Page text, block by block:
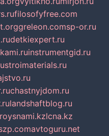
filosofyfree.com
greleon.comsp-or.ru
detkiexpert.ru
instrumentgid.ru
stroimaterials.ru
chastnyjdom.ru
landshaftblog.ru
lcna.kz
avtoguru.net